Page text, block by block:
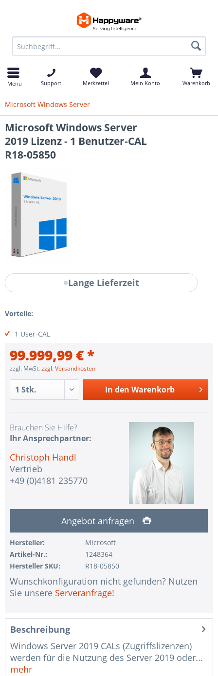
Menü Support Merkzettel Mein Konto Warenkorb
Microsoft Windows Server
Microsoft Windows Server
2019 Lizenz - 1 Benutzer-CAL
R18-05850
Lange Lieferzeit
Vorteile:
1 User-CAL
99.999,99 € *
zzgl. MwSt.zzgl. Versandkosten
In den Warenkorb
Brauchen Sie Hilfe?
Ihr Ansprechpartner:
Christoph Handl
Vertrieb
+49 (0)4181 235770
Angebot anfragen
Hersteller:
Microsoft
Artikel-Nr.:
1248364
Hersteller SKU:
R18-05850
Wunschkonfiguration nicht gefunden? Nutzen
Sie unsere Serveranfrage!
Beschreibung
Windows Server 2019 CALs (Zugriffslizenzen)
werden für die Nutzung des Server 2019 oder...
mehr